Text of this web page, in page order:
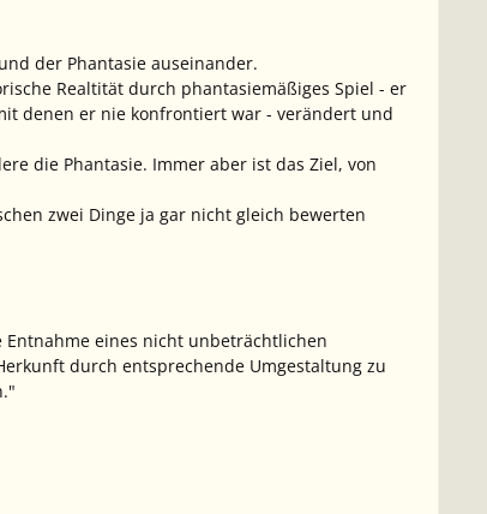
der Phantasie auseinander.
Realtität durch phantasiemäßiges Spiel - er
denen er nie konfrontiert war - verändert und
die Phantasie. Immer aber ist das Ziel, von
zwei Dinge ja gar nicht gleich bewerten
Entnahme eines nicht unbeträchtlichen
durch entsprechende Umgestaltung zu